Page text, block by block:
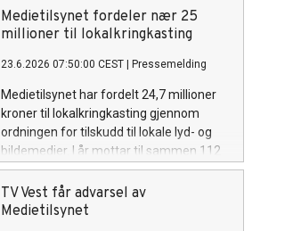
kompensasjon frå staten for sitt
allmennkringkastaroppdrag dette året.
Medietilsynet fordeler nær 25
millioner til lokalkringkasting
23.6.2026 07:50:00 CEST Pressemelding
Medietilsynet har fordelt 24,7 millioner
kroner til lokalkringkasting gjennom
ordningen for tilskudd til lokale lyd- og
bildemedier. I år mottar til sammen 112
lokalkringkastere støtte fra ordningen.
TV Vest får advarsel av
Medietilsynet